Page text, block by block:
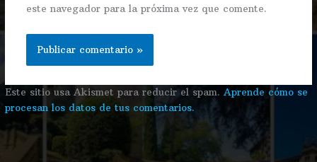
este navegador para la próxima vez que comente.
Este sitio usa Akismet para reducir el spam.Aprende cómo se
procesan los datos de tus comentarios.